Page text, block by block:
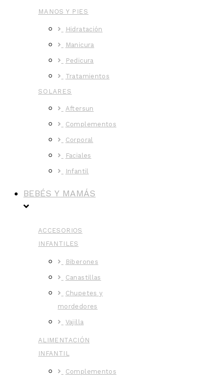
MANOS Y PIES
Hidratación
Manicura
Pedicura
Tratamientos
SOLARES
Aftersun
Complementos
Corporal
Faciales
Infantil
BEBÉS Y MAMÁS
ACCESORIOS
INFANTILES
Biberones
Canastillas
Chupetes y
mordedores
Vajilla
ALIMENTACIÓN
INFANTIL
Complementos